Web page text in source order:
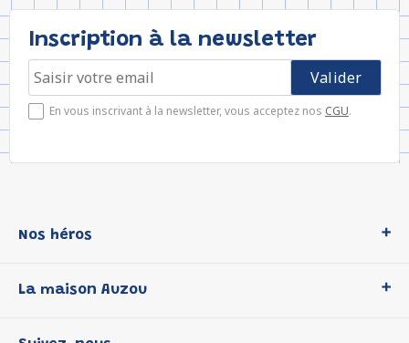
Inscription à la newsletter
En vous inscrivant à la newsletter, vous acceptez nos CGU.
Nos héros
P'tit Loup
La maison Auzou